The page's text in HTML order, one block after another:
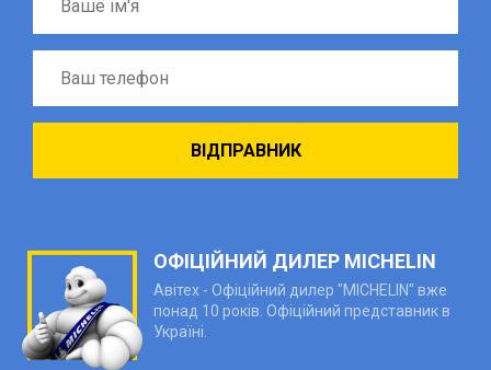
ОФІЦІЙНИЙ ДИЛЕР MICHELIN
Авітех - Офіційний дилер "MICHELIN" вже
понад 10 років. Офіційний представник в
Україні.